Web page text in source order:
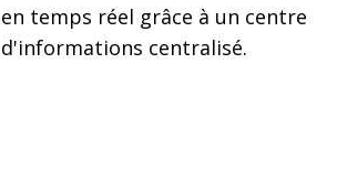
en temps réel grâce à un centre
d'informations centralisé.